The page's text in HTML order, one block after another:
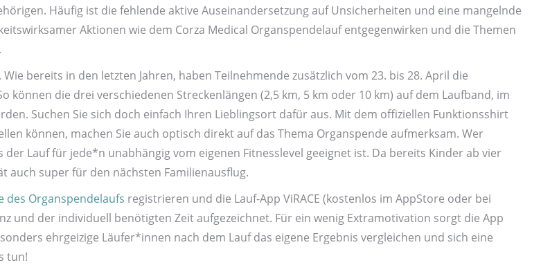
Häufig ist die fehlende aktive Auseinander­setzung auf Unsicherheiten und eine mangelnde
Aktionen wie dem Corza Medical Organspendelauf entgegen­wirken und die Themen
bereits in den letzten Jahren, haben Teilnehmende zusätzlich vom 23. bis 28. April die
die drei verschiedenen Strecken­längen (2,5 km, 5 km oder 10 km) auf dem Laufband, im
Suchen Sie sich doch einfach Ihren Lieblings­ort dafür aus. Mit dem offiziellen Funktions­shirt
können, machen Sie auch optisch direkt auf das Thema Organ­spende aufmerksam. Wer
Lauf für jede*n unabhängig vom eigenen Fitness­level geeignet ist. Da bereits Kinder ab vier
auch super für den nächsten Familien­ausflug.
des Organspende­laufs registrieren und die Lauf-App ViRACE (kostenlos im AppStore oder bei
und der individuell benötigten Zeit aufgezeichnet. Für ein wenig Extra­motivation sorgt die App
ehrgeizige Läufer*innen nach dem Lauf das eigene Ergebnis vergleichen und sich eine
tun!